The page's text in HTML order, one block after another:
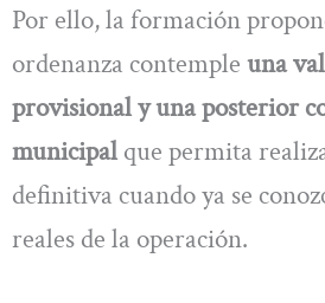
Por ello, la formación
ordenanza contemple una
provisional y una posterior
municipal que permita
definitiva cuando ya se
reales de la operación.